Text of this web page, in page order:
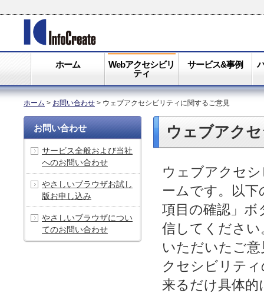
ホーム
Webアクセシビリ
ティ
サービス&事例
ホーム > お問い合わせ > ウェブアクセシビリティに関するご意見
ウェブアク
ウェブアクセ
ームです。以
項目の確認」ボ
信してください
いただいたご
クセシビリテ
来るだけ具体
お問い合わせ
サービス全般および当社
へのお問い合わせ
やさしいブラウザお試し
版お申し込み
やさしいブラウザについ
てのお問い合わせ